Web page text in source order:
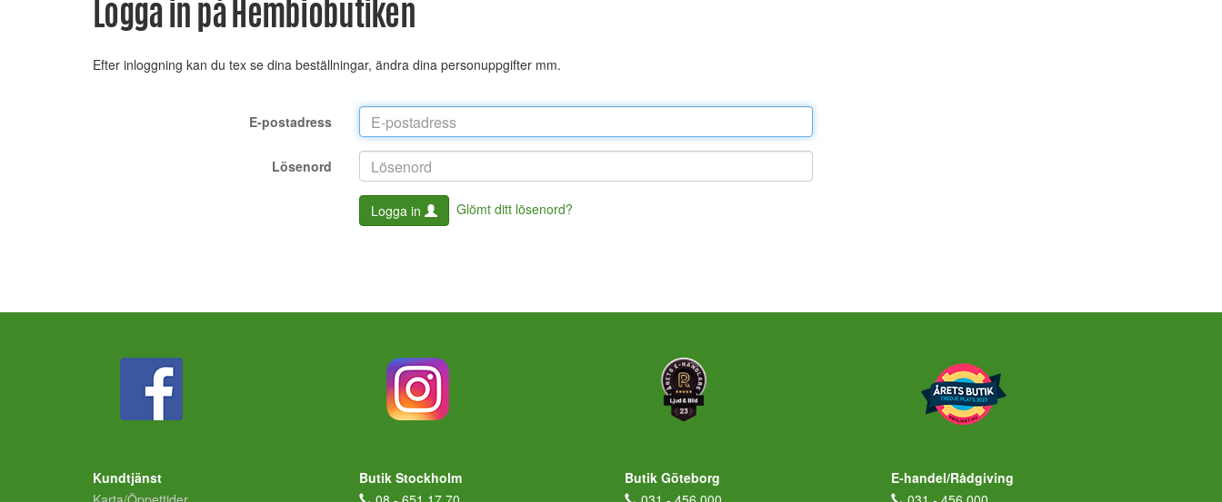
Logga in på Hembiobutiken
Efter inloggning kan du tex se dina beställningar, ändra dina personuppgifter mm.
E-postadress
Lösenord
Logga in Glömt ditt lösenord?
Kundtjänst
Butik Stockholm
Butik Göteborg
E-handel/Rådgiving